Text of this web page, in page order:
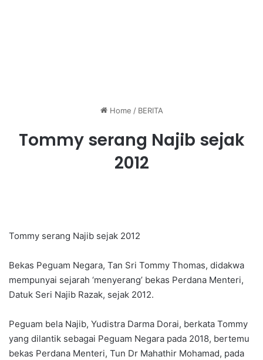
Home / BERITA
Tommy serang Najib sejak
2012
Tommy serang Najib sejak 2012
Bekas Peguam Negara, Tan Sri Tommy Thomas, didakwa
mempunyai sejarah ‘menyerang’ bekas Perdana Menteri,
Datuk Seri Najib Razak, sejak 2012.
Peguam bela Najib, Yudistra Darma Dorai, berkata Tommy
yang dilantik sebagai Peguam Negara pada 2018, bertemu
bekas Perdana Menteri, Tun Dr Mahathir Mohamad, pada